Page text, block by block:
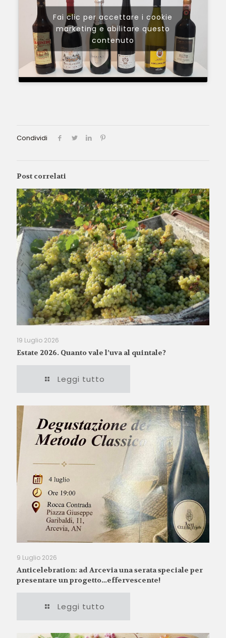
Fai clic per accettare i cookie
marketing e abilitare questo
contenuto
Condividi
Post correlati
19 Luglio 2026
Estate 2026. Quanto vale l’uva al quintale?
Leggi tutto
9 Luglio 2026
Anticelebration: ad Arcevia una serata speciale per
presentare un progetto…effervescente!
Leggi tutto